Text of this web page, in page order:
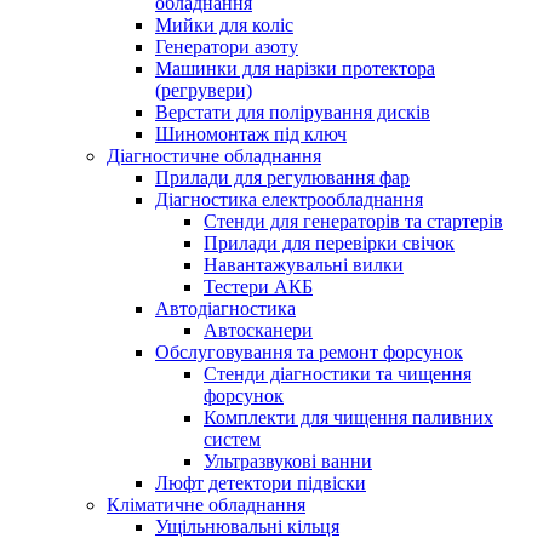
Мийки для коліс
Генератори азоту
Машинки для нарізки протектора
(регрувери)
Верстати для полірування дисків
Шиномонтаж під ключ
Діагностичне обладнання
Прилади для регулювання фар
Діагностика електрообладнання
Стенди для генераторів та стартерів
Прилади для перевірки свічок
Навантажувальні вилки
Тестери АКБ
Автодіагностика
Автосканери
Обслуговування та ремонт форсунок
Стенди діагностики та чищення
форсунок
Комплекти для чищення паливних
систем
Ультразвукові ванни
Люфт детектори підвіски
Кліматичне обладнання
Ущільнювальні кільця